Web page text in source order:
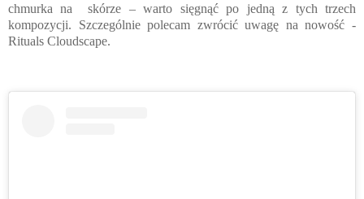
chmurka na skórze – warto sięgnąć po jedną z tych trzech
kompozycji. Szczególnie polecam zwrócić uwagę na nowość -
Rituals Cloudscape.